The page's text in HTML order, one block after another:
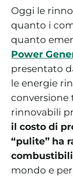
La tua
Area Soci|
FAQ
CONTATTI
PASSA A
Oggi le
quanto i
quanto
Power
presentato
le energie
conversione
rinnovabili
il costo di
“pulite” ha
mondo e